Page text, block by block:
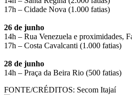
17h – Cidade Nova (1.000 fatias)
26 de junho
14h – Rua Venezuela e proximidades,
17h – Costa Cavalcanti (1.000 fatias)
28 de junho
14h – Praça da Beira Rio (500 fatias)
FONTE/CRÉDITOS: Secom Itajaí